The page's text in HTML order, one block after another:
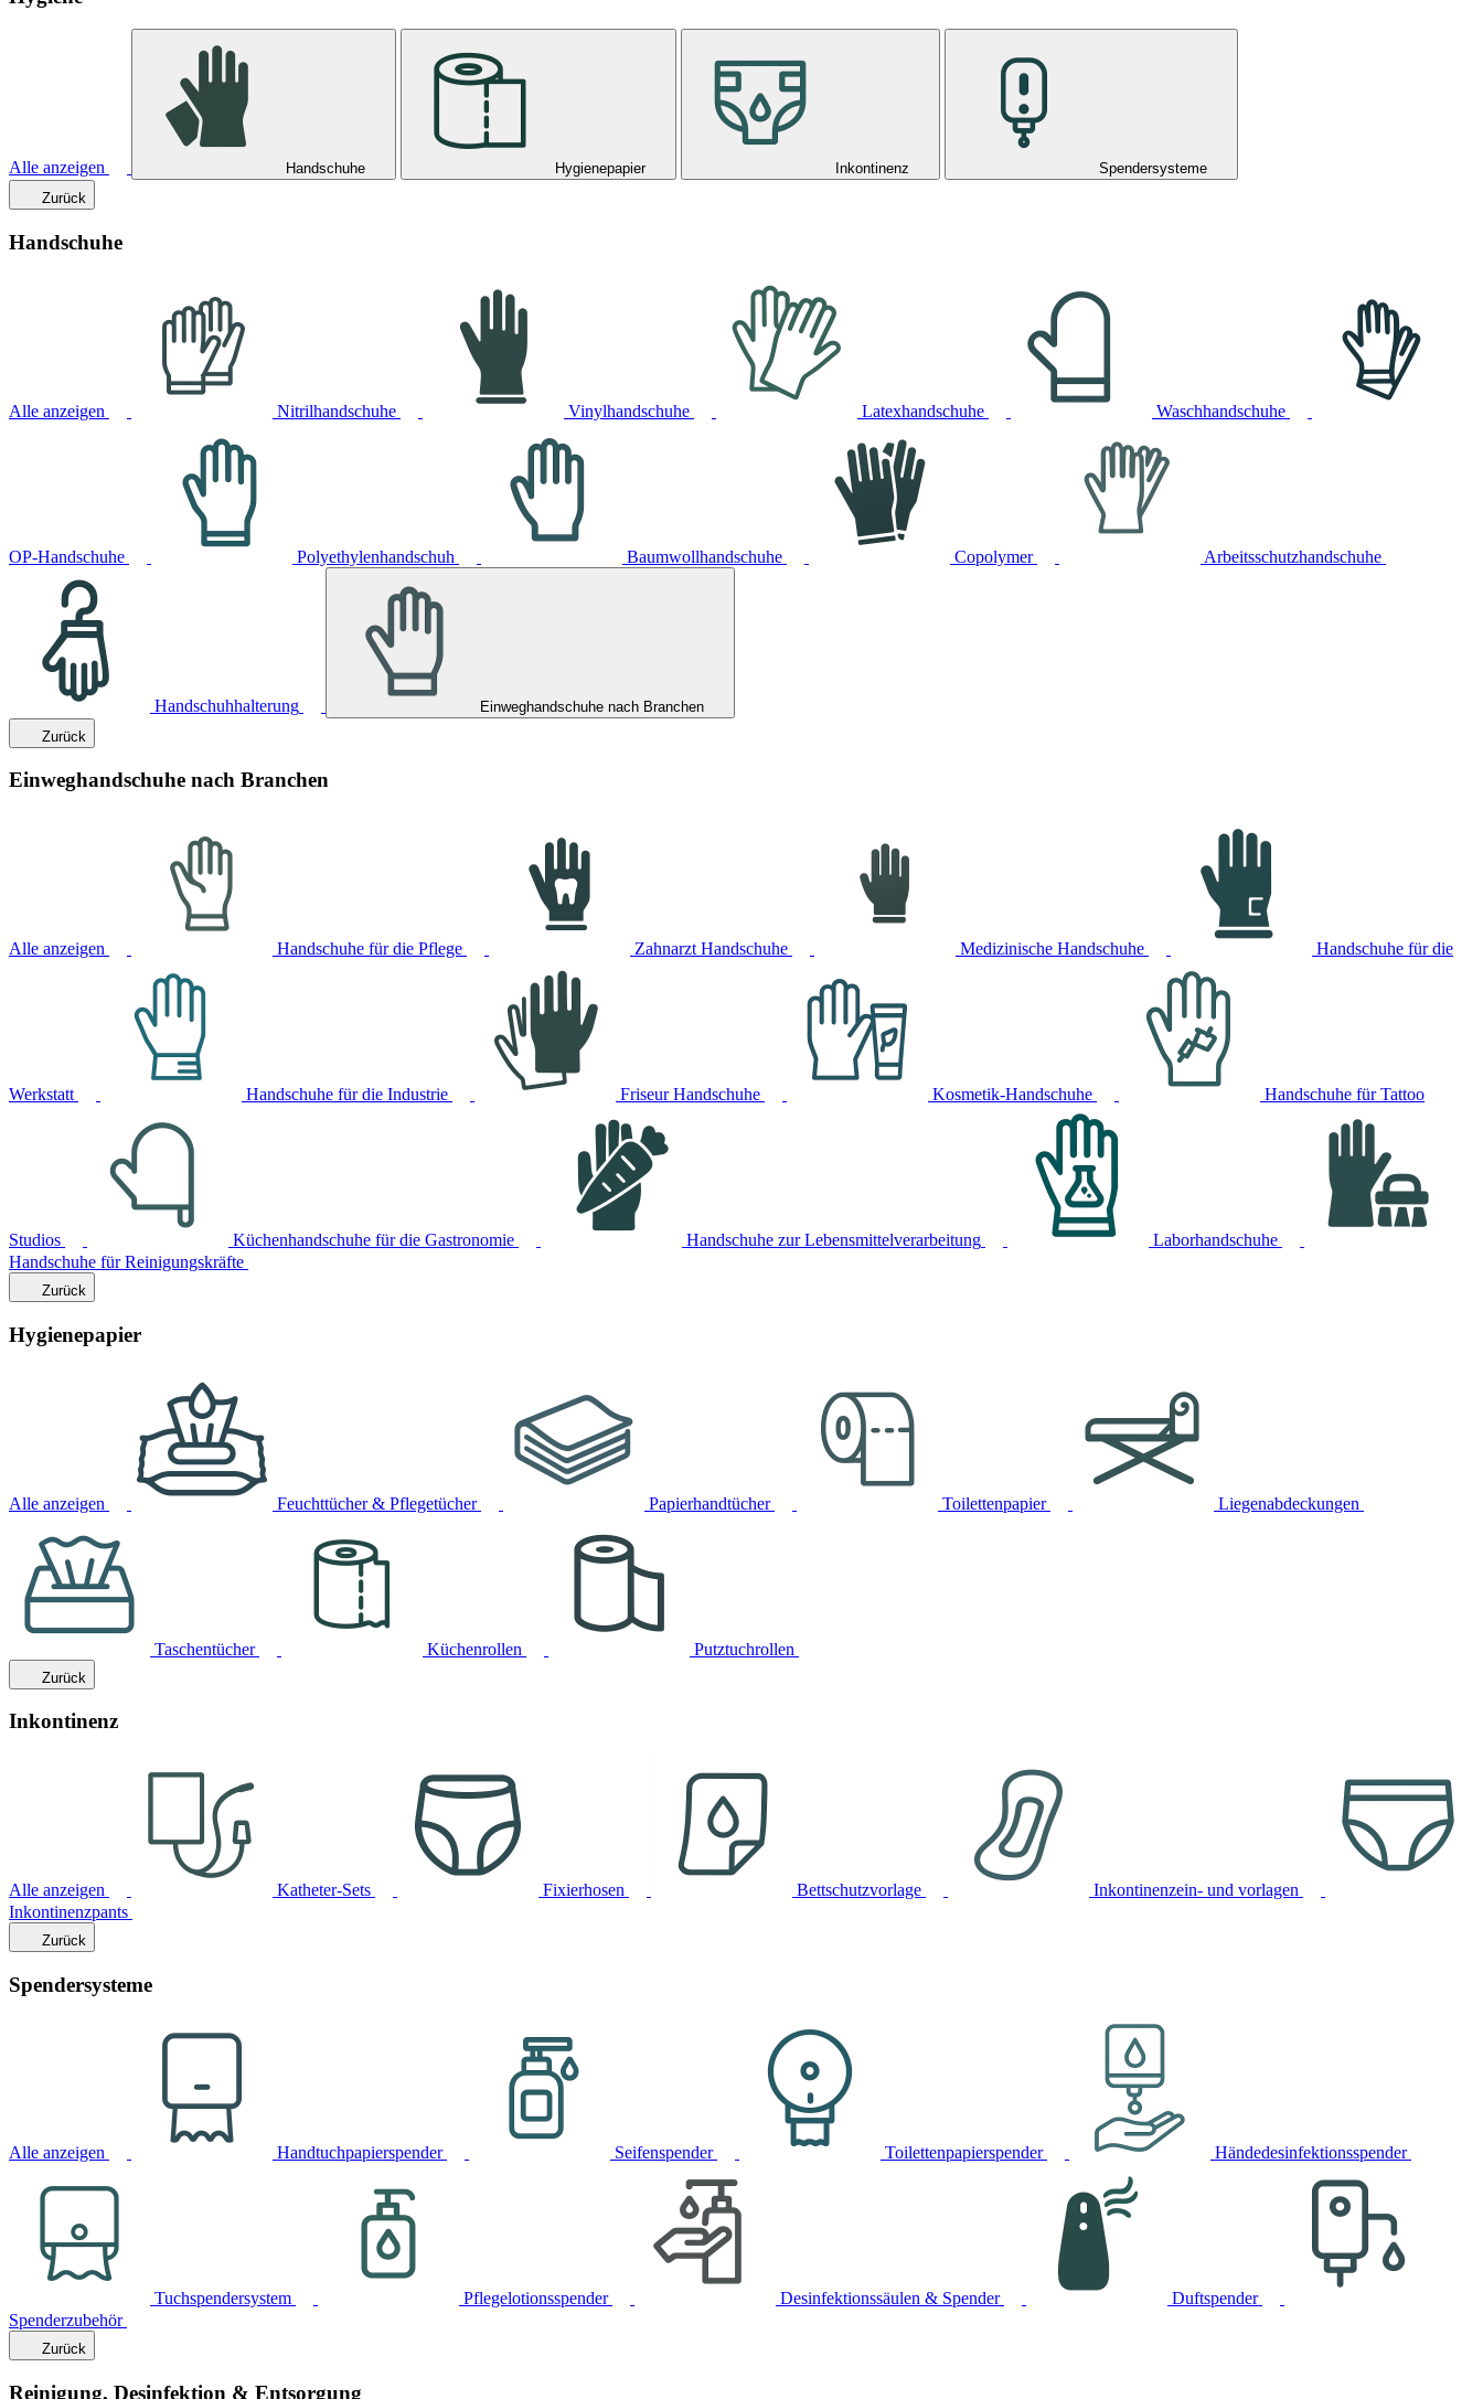
Alle anzeigen Handschuhe Hygienepapier Inkontinenz
Spendersysteme
Zurück
Handschuhe
Alle anzeigen Nitrilhandschuhe Vinylhandschuhe Latexhandschuhe Waschhandschuhe
OP-Handschuhe Polyethylenhandschuh Baumwollhandschuhe Copolymer Arbeitsschutzhandschuhe
Handschuhhalterung
Einweghandschuhe nach Branchen
Zurück
Einweghandschuhe nach Branchen
Alle anzeigen Handschuhe für die Pflege Zahnarzt Handschuhe Medizinische Handschuhe Handschuhe für die
Werkstatt Handschuhe für die Industrie Friseur Handschuhe Kosmetik-Handschuhe Handschuhe für Tattoo
Studios Küchenhandschuhe für die Gastronomie Handschuhe zur Lebensmittelverarbeitung
Laborhandschuhe
Handschuhe für Reinigungskräfte
Zurück
Hygienepapier
Alle anzeigen Feuchttücher & Pflegetücher Papierhandtücher Toilettenpapier Liegenabdeckungen
Taschentücher Küchenrollen Putztuchrollen
Zurück
Inkontinenz
Alle anzeigen Katheter-Sets Fixierhosen Bettschutzvorlage
Inkontinenzein- und vorlagen
Inkontinenzpants
Zurück
Spendersysteme
Alle anzeigen Handtuchpapierspender Seifenspender Toilettenpapierspender Händedesinfektionsspender
Tuchspendersystem Pflegelotionsspender Desinfektionssäulen & Spender
Duftspender
Spenderzubehör
Zurück
Reinigung, Desinfektion & Entsorgung